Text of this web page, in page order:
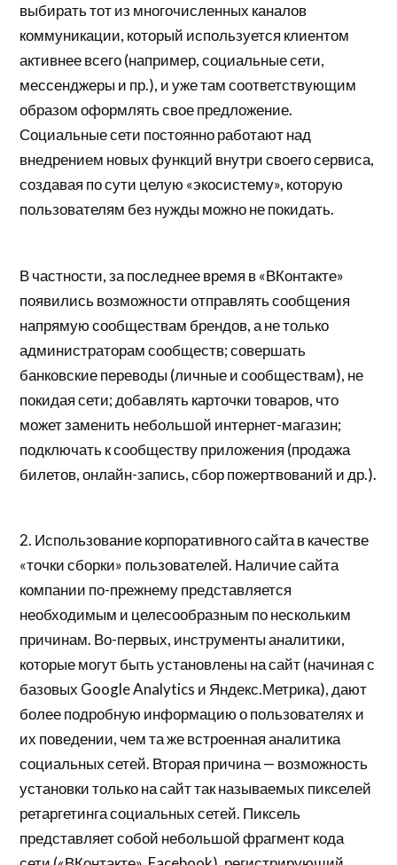
выбирать тот из многочисленных каналов
коммуникации, который используется клиентом
активнее всего (например, социальные сети,
мессенджеры и пр.), и уже там соответствующим
образом оформлять свое предложение.
Социальные сети постоянно работают над
внедрением новых функций внутри своего сервиса,
создавая по сути целую «экосистему», которую
пользователям без нужды можно не покидать.
В частности, за последнее время в «ВКонтакте»
появились возможности отправлять сообщения
напрямую сообществам брендов, а не только
администраторам сообществ; совершать
банковские переводы (личные и сообществам), не
покидая сети; добавлять карточки товаров, что
может заменить небольшой интернет-магазин;
подключать к сообществу приложения (продажа
билетов, онлайн-запись, сбор пожертвований и др.).
2. Использование корпоративного сайта в качестве
«точки сборки» пользователей. Наличие сайта
компании по-прежнему представляется
необходимым и целесообразным по нескольким
причинам. Во-первых, инструменты аналитики,
которые могут быть установлены на сайт (начиная с
базовых Google Analytics и Яндекс.Метрика), дают
более подробную информацию о пользователях и
их поведении, чем та же встроенная аналитика
социальных сетей. Вторая причина — возможность
установки только на сайт так называемых пикселей
ретаргетинга социальных сетей. Пиксель
представляет собой небольшой фрагмент кода